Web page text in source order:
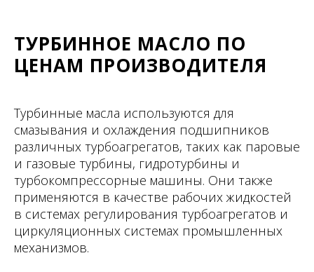
ТУРБИННОЕ МАСЛО ПО
ЦЕНАМ ПРОИЗВОДИТЕЛЯ
Турбинные масла используются для
смазывания и охлаждения подшипников
различных турбоагрегатов, таких как паровые
и газовые турбины, гидротурбины и
турбокомпрессорные машины. Они также
применяются в качестве рабочих жидкостей
в системах регулирования турбоагрегатов и
циркуляционных системах промышленных
механизмов.